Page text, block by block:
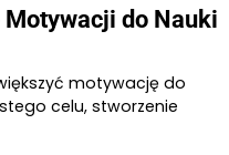
do Nauki
motywację do
celu, stworzenie